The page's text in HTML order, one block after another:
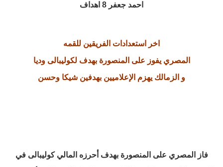
احمد جعفر 8 اهداف
اخر استعدادات الفريقين للقمه
المصري يفوز على المنصورة بهدف لكوليبالى وديا
و الزمالك يهزم الإعلاميين بهدفين شيكا وحسن
فاز المصري على المنصورة بهدف أحرزه المالي كوليبالى في